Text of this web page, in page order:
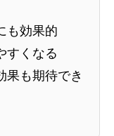
も効果的
すくなる
果も期待でき